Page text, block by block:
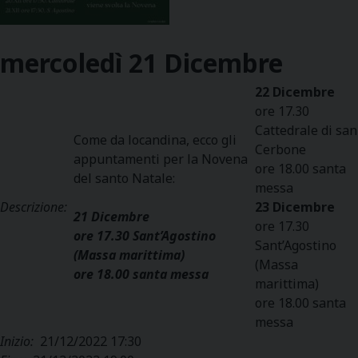
mercoledì 21 Dicembre
Descrizione:
Come da locandina, ecco gli
appuntamenti per la Novena
del santo Natale:
21 Dicembre
ore 17.30 Sant’Agostino
(Massa marittima)
ore 18.00 santa messa
22 Dicembre
ore 17.30
Cattedrale di san
Cerbone
ore 18.00 santa
messa
23 Dicembre
ore 17.30
Sant’Agostino
(Massa
marittima)
ore 18.00 santa
messa
Inizio: 21/12/2022 17:30